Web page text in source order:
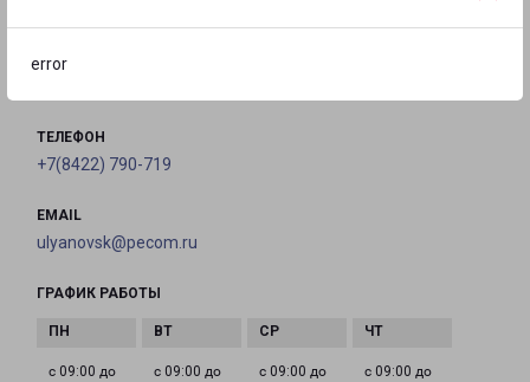
error
Россия, Ульяновск, проезд Максимова, 26С4
ТЕЛЕФОН
+7(8422) 790-719
EMAIL
ulyanovsk@pecom.ru
ГРАФИК РАБОТЫ
с 09:00 до
с 09:00 до
с 09:00 до
с 09:00 до